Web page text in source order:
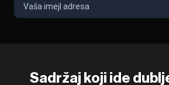
Sadržaj koji ide
©2022 - 2026 Bloomberg L.P. All Rights
and the BLOOMBERG logo are